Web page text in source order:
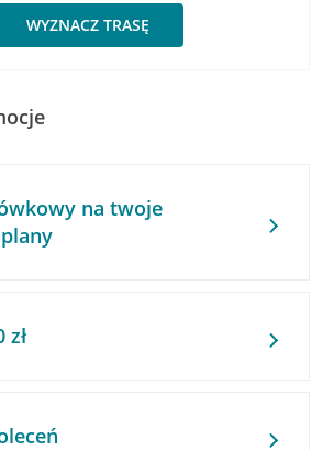
WYZNACZ TRASĘ
na twoje
zł